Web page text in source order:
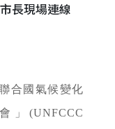
長現場連線
合國氣候變化
」(UNFCCC